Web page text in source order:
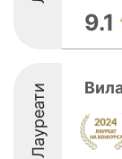
9.1
Лауреати